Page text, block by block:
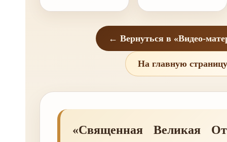
← Вернуться в «Видео-
На главную страницу
«Священная Великая